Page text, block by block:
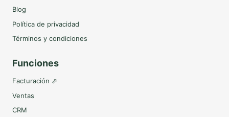
Blog
Política de privacidad
Términos y condiciones
Funciones
Facturación ⬀
Ventas
CRM